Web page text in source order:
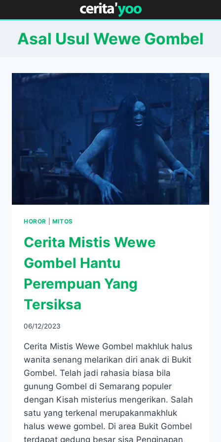
to
contentAsal Usul Wewe Gombel
HOROR MITOS
Cerita Mistis Wewe
Gombel Hantu
Perempuan Yang
Tersiksa
06/12/2023
Cerita Mistis Wewe Gombel makhluk halus
wanita senang melarikan diri anak di Bukit
Gombel. Telah jadi rahasia biasa bila
gunung Gombel di Semarang populer
dengan Kisah misterius mengerikan. Salah
satu yang terkenal merupakanmakhluk
halus wewe gombel. Di area Bukit Gombel
terdapat gedung besar sisa Penginapan